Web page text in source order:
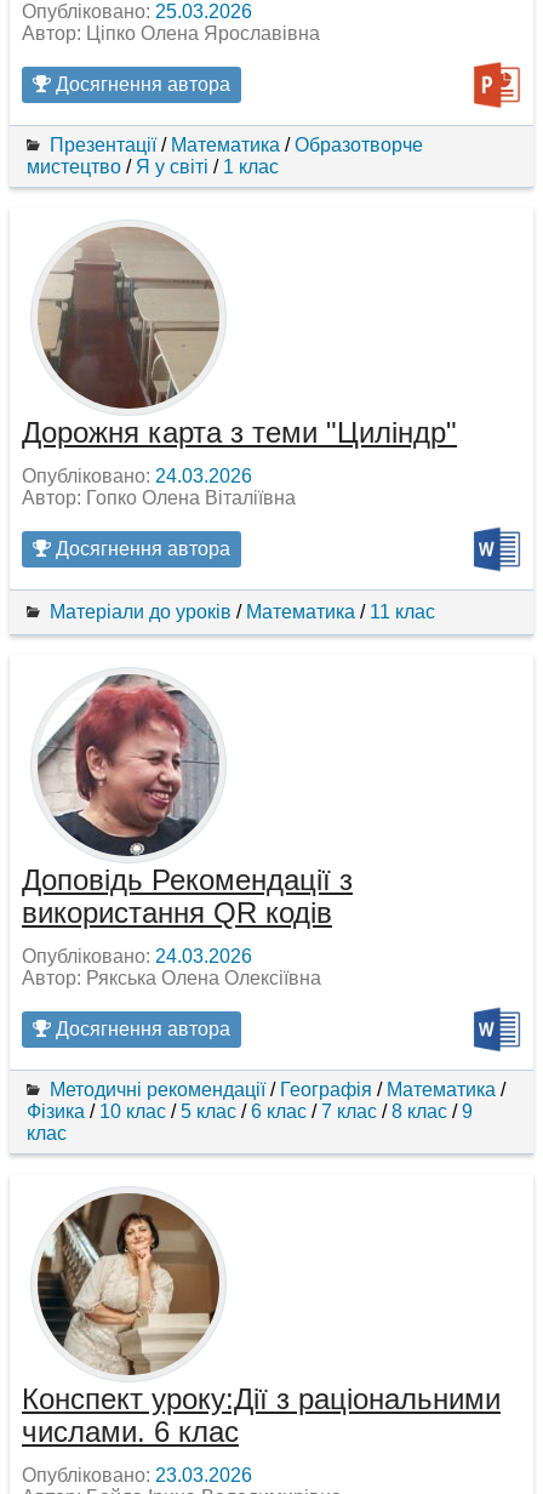
Опубліковано: 25.03.2026
Автор: Ціпко Олена Ярославівна
Досягнення автора
Презентації/ Математика / Образотворче
мистецтво / Я у світі / 1 клас
Дорожня карта з теми "Циліндр"
Опубліковано: 24.03.2026
Автор: Гопко Олена Віталіївна
Досягнення автора
Матеріали до уроків / Математика / 11 клас
Доповідь Рекомендації з
використання QR кодів
Опубліковано: 24.03.2026
Автор: Рякська Олена Олексіївна
Досягнення автора
Методичні рекомендації/ Географія / Математика /
Фізика / 10 клас / 5 клас / 6 клас / 7 клас / 8 клас / 9
клас
Конспект уроку:Дії з раціональними
числами. 6 клас
Опубліковано: 23.03.2026